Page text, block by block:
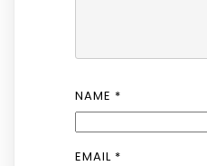
NAME *
EMAIL *